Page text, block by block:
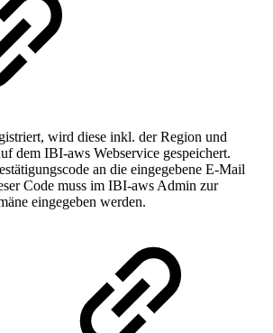
wird diese inkl. der Region und
dem IBI-aws Webservice gespeichert.
an die eingegebene E-Mail
Code muss im IBI-aws Admin zur
eingegeben werden.